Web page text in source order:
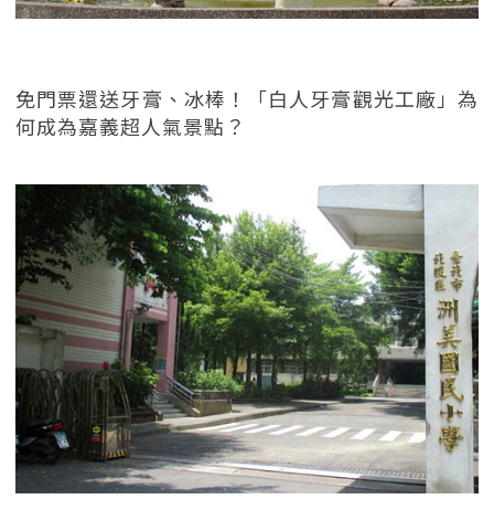
免門票還送牙膏、冰棒！「白人牙膏觀光工廠」為
何成為嘉義超人氣景點？